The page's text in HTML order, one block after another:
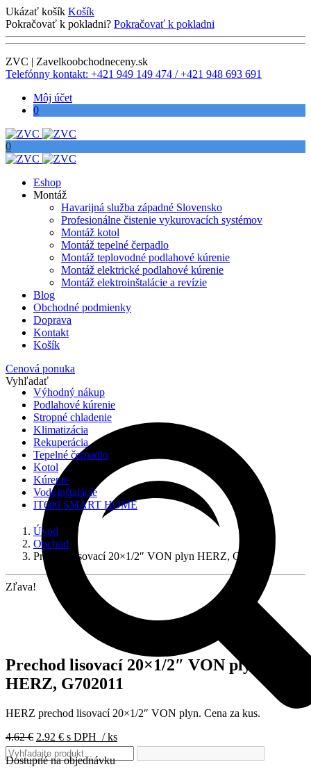
Ukázať košík Košík
Pokračovať k pokladni? Pokračovať k pokladni
ZVC | Zavelkoobchodneceny.sk
Telefónny kontakt: +421 949 149 474 / +421 948 693 691
Môj účet
0
0
Eshop
Montáž
Havarijná služba západné Slovensko
Profesionálne čistenie vykurovacích systémov
Montáž kotol
Montáž tepelné čerpadlo
Montáž teplovodné podlahové kúrenie
Montáž elektrické podlahové kúrenie
Montáž elektroinštalácie a revízie
Blog
Obchodné podmienky
Doprava
Kontakt
Košík
Cenová ponuka
Vyhľadať
Výhodný nákup
Podlahové kúrenie
Stropné chladenie
Klimatizácia
Rekuperácia
Tepelné čerpadlo
Kotol
Kúrenie
Vodoinštalácie
IT600 SMART HOME
Úvod
Obchod
Prechod lisovací 20×1/2″ VON plyn HERZ, G702011
Zľava!
Prechod lisovací 20×1/2″ VON plyn
HERZ, G702011
HERZ prechod lisovací 20×1/2″ VON plyn. Cena za kus.
4.62€ Pôvodná
cena
bola:
2.92 €Aktuálna
cena
je:
s DPH / ks
Dostupné na objednávku